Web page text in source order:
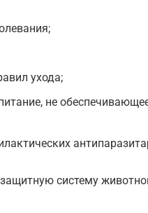
ухода;
не
систему